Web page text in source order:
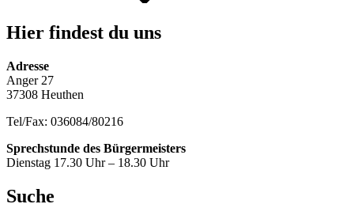
Hier findest du uns
Adresse
Anger 27
37308 Heuthen
Tel/Fax: 036084/80216
Sprechstunde des Bürgermeisters
Dienstag 17.30 Uhr – 18.30 Uhr
Suche